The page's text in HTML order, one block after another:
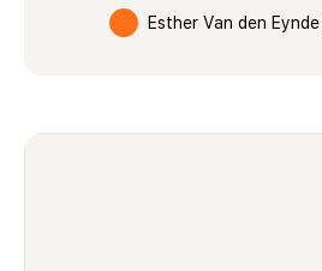
Esther Van den Eynde│